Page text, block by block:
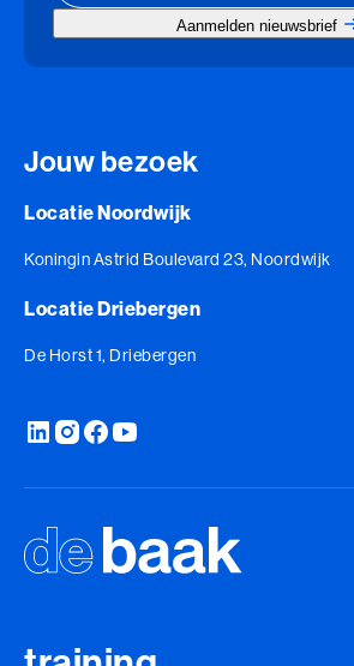
Aanmelden nieuwsbrief
Jouw bezoek
Locatie Noordwijk
Koningin Astrid Boulevard 23, Noordwijk
Locatie Driebergen
De Horst 1, Driebergen